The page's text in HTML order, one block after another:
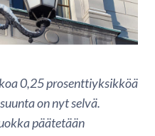
0,25 prosenttiyksikköä
on nyt selvä.
päätetään